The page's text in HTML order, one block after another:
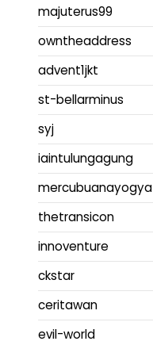
majuterus99
owntheaddress
advent1jkt
st-bellarminus
syj
iaintulungagung
mercubuanayogya
thetransicon
innoventure
ckstar
ceritawan
evil-world